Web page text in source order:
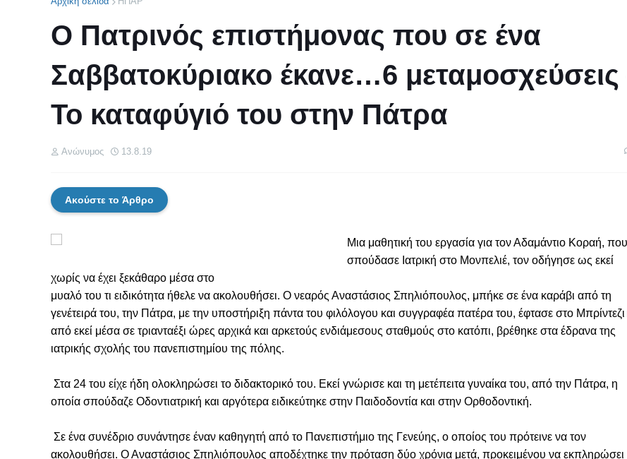
Ο Πατρινός επιστήμονας που σε ένα
Σαββατοκύριακο έκανε…6 μεταμοσχεύσεις
Το καταφύγιό του στην Πάτρα
Ανώνυμος 13.8.19
Ακούστε το Άρθρο
Μια μαθητική του εργασία για τον Αδαμάντιο Κοραή, που
σπούδασε Ιατρική στο Μονπελιέ, τον οδήγησε ως εκεί
χωρίς να έχει ξεκάθαρο μέσα στο
μυαλό του τι ειδικότητα ήθελε να ακολουθήσει. Ο νεαρός Αναστάσιος Σπηλιόπουλος, μπήκε σε ένα καράβι από τη
γενέτειρά του, την Πάτρα, με την υποστήριξη πάντα του φιλόλογου και συγγραφέα πατέρα του, έφτασε στο Μπρίντεζι
από εκεί μέσα σε τριανταέξι ώρες αρχικά και αρκετούς ενδιάμεσους σταθμούς στο κατόπι, βρέθηκε στα έδρανα της
ιατρικής σχολής του πανεπιστημίου της πόλης.
Στα 24 του είχε ήδη ολοκληρώσει το διδακτορικό του. Εκεί γνώρισε και τη μετέπειτα γυναίκα του, από την Πάτρα, η
οποία σπούδαζε Οδοντιατρική και αργότερα ειδικεύτηκε στην Παιδοδοντία και στην Ορθοδοντική.
Σε ένα συνέδριο συνάντησε έναν καθηγητή από το Πανεπιστήμιο της Γενεύης, ο οποίος του πρότεινε να τον
ακολουθήσει. Ο Αναστάσιος Σπηλιόπουλος αποδέχτηκε την πρόταση δύο χρόνια μετά, προκειμένου να εκπληρώσει